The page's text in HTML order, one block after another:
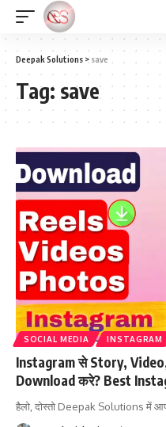
Deepak Solutions > save
Tag: save
SOCIAL MEDIA INSTAGRAM
Instagram से Story,
Download करे? Best
हैलो, दोस्तो Deepak Solutions में